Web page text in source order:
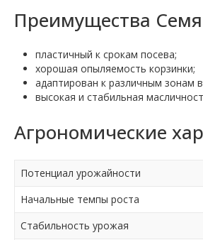
Преимущества
пластичный к срокам посева;
хорошая опыляемость корзинки;
адаптирован к различным зонам
высокая и стабильная
Агрономические
Потенциал урожайности
Начальные темпы роста
Стабильность урожая